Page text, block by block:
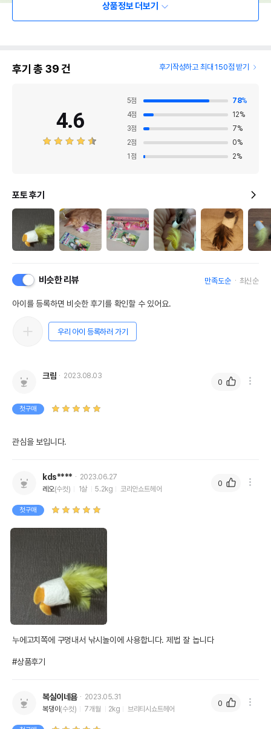
상품정보 더보기
후기 총 39건 후기작성하고 최대 150점 받기
4.6
5점 78%
4점 12%
3점 7%
2점 0%
1 점 2%
포토 후기
비슷한 리뷰 만족도순 최신순
아이를 등록하면 비슷한 후기를 확인할 수 있어요.
우리 아이 등록하러 가기
크림 2023.08.03
첫구매
관심을 보입니다.
0
kds****
2023.06.27
레오(수컷) 1살 5.2kg 코리안쇼트헤어
첫구매
누에고치쪽에 구멍내서 낚시놀이에 사용합니다. 제법 잘 놉니다
#상품후기
0
복실이네욤
2023.05.31
복댕이 (수컷) 7개월 2kg 브리티시쇼트헤어
0